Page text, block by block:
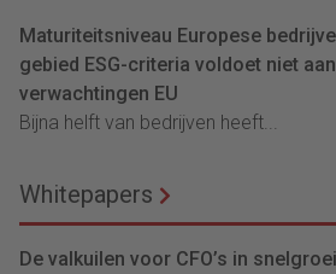
Maturiteitsniveau Europese
gebied ESG-criteria voldoet niet aan
verwachtingen EU
Bijna helft van bedrijven heeft...
Whitepapers
De valkuilen voor CFO’s in